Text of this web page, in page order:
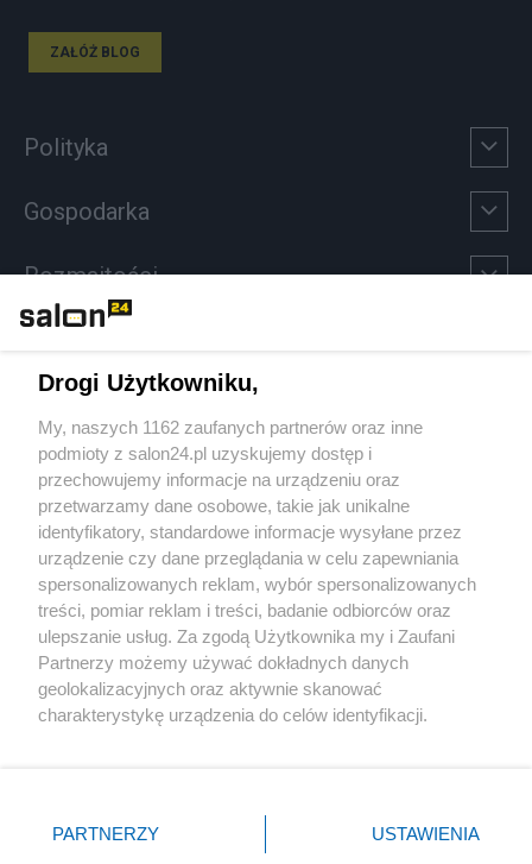
ZAŁÓŻ BLOG
Polityka
Gospodarka
Rozmaitości
Sport
Społeczeństwo
Kultura
X Facebook Instagram Youtube
Drogi Użytkowniku,
My, naszych 1162 zaufanych partnerów oraz inne
podmioty z salon24.pl uzyskujemy dostęp i
przechowujemy informacje na urządzeniu oraz
przetwarzamy dane osobowe, takie jak unikalne
identyfikatory, standardowe informacje wysyłane przez
urządzenie czy dane przeglądania w celu zapewniania
spersonalizowanych reklam, wybór spersonalizowanych
treści, pomiar reklam i treści, badanie odbiorców oraz
ulepszanie usług. Za zgodą Użytkownika my i Zaufani
Partnerzy możemy używać dokładnych danych
geolokalizacyjnych oraz aktywnie skanować
charakterystykę urządzenia do celów identyfikacji.
zmienić/wycofać klikając przycisk ustawień prywatności
znajdujący się w lewym dolnym rogu strony
PARTNERZY USTAWIENIA